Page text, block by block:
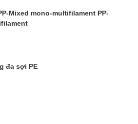
Mixed mono-multifilament PP-
đa sợi PE